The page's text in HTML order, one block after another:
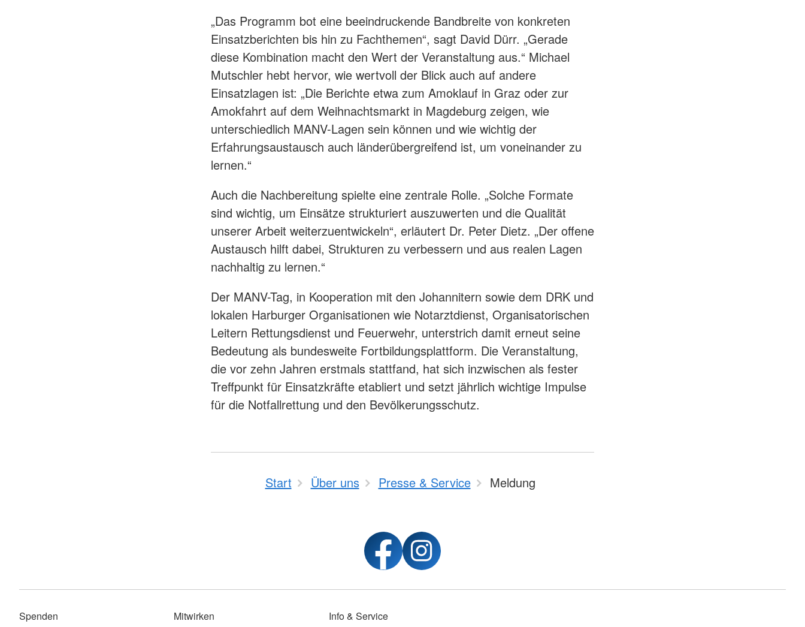
„Das Programm bot eine beeindruckende Bandbreite von konkreten
Einsatzberichten bis hin zu Fachthemen“, sagt David Dürr. „Gerade
diese Kombination macht den Wert der Veranstaltung aus.“ Michael
Mutschler hebt hervor, wie wertvoll der Blick auch auf andere
Einsatzlagen ist: „Die Berichte etwa zum Amoklauf in Graz oder zur
Amokfahrt auf dem Weihnachtsmarkt in Magdeburg zeigen, wie
unterschiedlich MANV-Lagen sein können und wie wichtig der
Erfahrungsaustausch auch länderübergreifend ist, um voneinander zu
lernen.“
Auch die Nachbereitung spielte eine zentrale Rolle. „Solche Formate
sind wichtig, um Einsätze strukturiert auszuwerten und die Qualität
unserer Arbeit weiterzuentwickeln“, erläutert Dr. Peter Dietz. „Der offene
Austausch hilft dabei, Strukturen zu verbessern und aus realen Lagen
nachhaltig zu lernen.“
Der MANV-Tag, in Kooperation mit den Johannitern sowie dem DRK und
lokalen Harburger Organisationen wie Notarztdienst, Organisatorischen
Leitern Rettungsdienst und Feuerwehr, unterstrich damit erneut seine
Bedeutung als bundesweite Fortbildungsplattform. Die Veranstaltung,
die vor zehn Jahren erstmals stattfand, hat sich inzwischen als fester
Treffpunkt für Einsatzkräfte etabliert und setzt jährlich wichtige Impulse
für die Notfallrettung und den Bevölkerungsschutz.
Start Über uns Presse & Service Meldung
Spenden Mitwirken Info & Service